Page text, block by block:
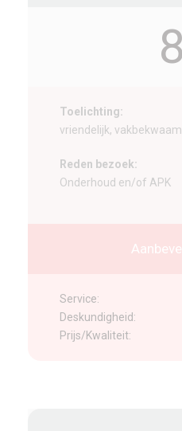
8
Toelichting:
vriendelijk, vakbekwaam
Reden bezoek:
Onderhoud en/of APK
Service:
Deskundigheid:
Prijs/Kwaliteit: